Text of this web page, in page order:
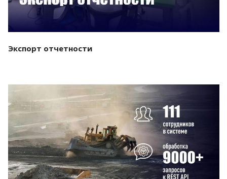
Экспорт отчетности
Смотреть проект